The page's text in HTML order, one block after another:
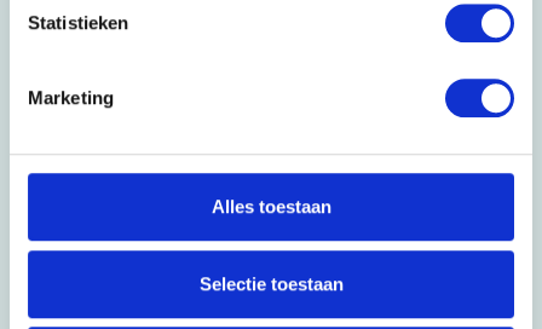
Statistieken
Marketing
Alles toestaan
Selectie toestaan
ICT-verhuisservice
Kunst verhuizen
Opslag
Duurzaam verhuizen